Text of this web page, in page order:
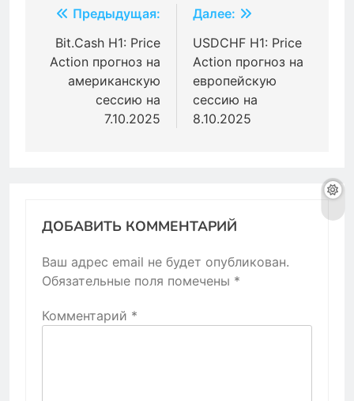
Навигация
по
записям
Предыдущая:
Bit.Cash H1: Price
Action прогноз на
американскую
сессию на
7.10.2025
Далее:
USDCHF H1: Price
Action прогноз на
европейскую
сессию на
8.10.2025
ДОБАВИТЬ КОММЕНТАРИЙ
Ваш адрес email не будет опубликован.
Обязательные поля помечены *
Комментарий *